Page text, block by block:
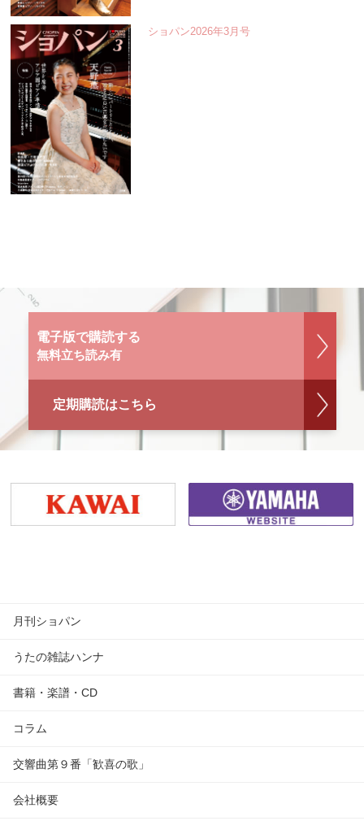
ショパン2026年3月号
電子版で購読する
無料立ち読み有
定期購読はこちら
月刊ショパン
うたの雑誌ハンナ
書籍・楽譜・CD
コラム
交響曲第９番「歓喜の歌」
会社概要